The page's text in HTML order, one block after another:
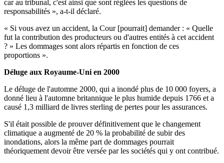
car au tribunal, c'est ainsi que sont réglées les questions de
responsabilités », a-t-il déclaré.
« Si vous avez un accident, la Cour [pourrait] demander : « Quelle
fut la contribution des producteurs ou d'autres entités à cet accident
? » Les dommages sont alors répartis en fonction de ces
proportions ».
Déluge aux Royaume-Uni en 2000
Le déluge de l'automne 2000, qui a inondé plus de 10 000 foyers, a
donné lieu à l'automne britannique le plus humide depuis 1766 et a
causé 1,3 milliard de livres sterling de pertes pour les assurances.
S'il était possible de prouver définitivement que le changement
climatique a augmenté de 20 % la probabilité de subir des
inondations, alors la même part de dommages pourrait
théoriquement devoir être versée par les sociétés qui y ont contribué.